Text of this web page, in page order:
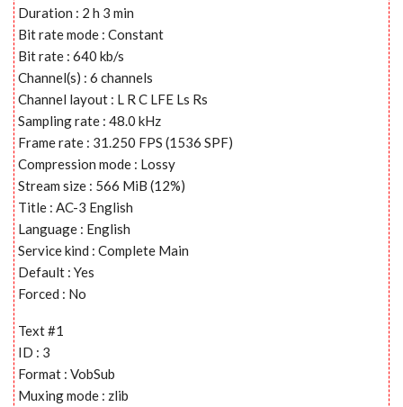
Duration : 2 h 3 min
Bit rate mode : Constant
Bit rate : 640 kb/s
Channel(s) : 6 channels
Channel layout : L R C LFE Ls Rs
Sampling rate : 48.0 kHz
Frame rate : 31.250 FPS (1536 SPF)
Compression mode : Lossy
Stream size : 566 MiB (12%)
Title : AC-3 English
Language : English
Service kind : Complete Main
Default : Yes
Forced : No
Text #1
ID : 3
Format : VobSub
Muxing mode : zlib